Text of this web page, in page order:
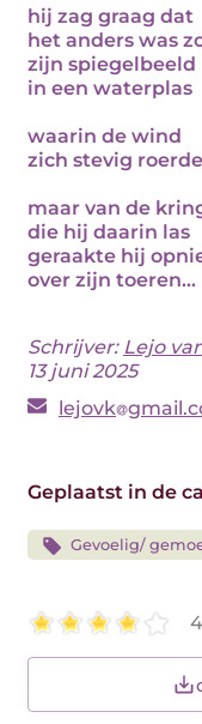
hij zag graag dat
het anders was
zijn spiegelbeeld
in een waterplas
waarin de wind
zich stevig roerde
maar van de
die hij daarin las
geraakte hij
over zijn toeren...
Schrijver: Lejo
13 juni 2025
lejovk
Geplaatst in de
Gevoelig/